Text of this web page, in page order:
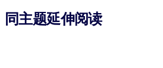
同主题延伸阅读